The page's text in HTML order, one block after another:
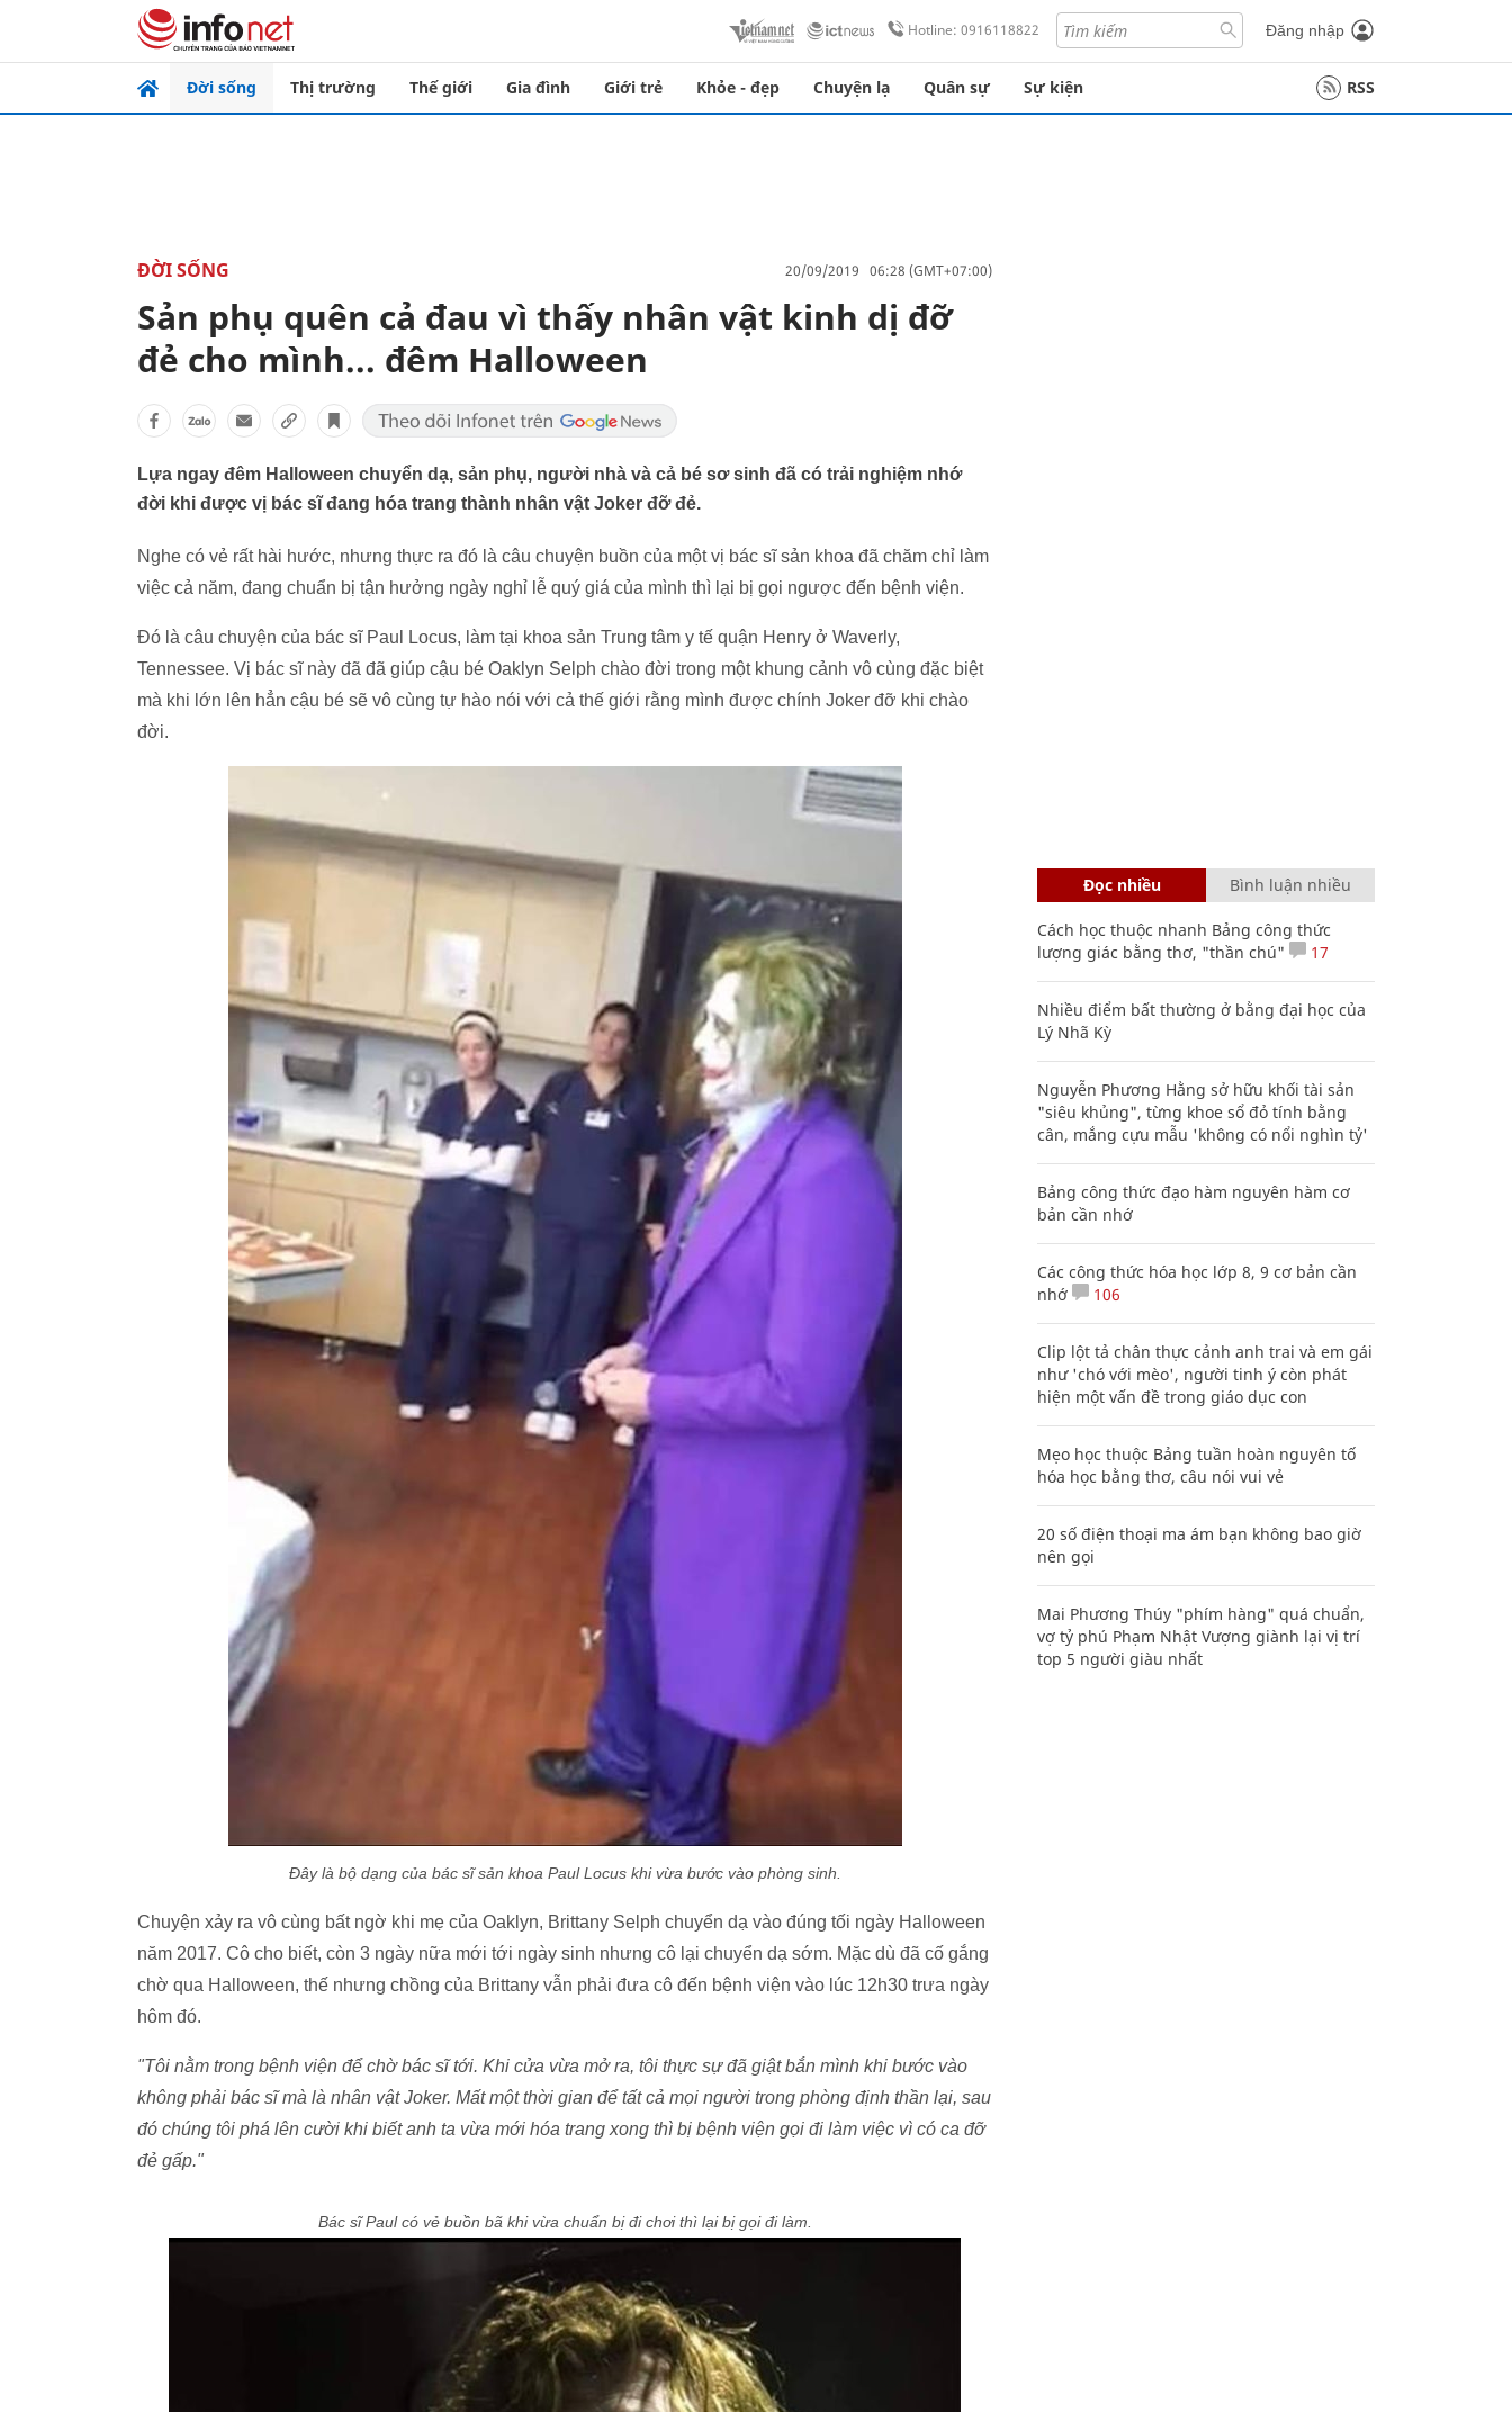
Hotline: 0916118822 Đăng nhập
Đời sống Thị trường Thế giới Gia đình Giới trẻ Khỏe - đẹp Chuyện lạ Quân sự Sự kiện RSS
ĐỜI SỐNG 20/09/2019 06:28 (GMT+07:00)
Sản phụ quên cả đau vì thấy nhân vật kinh dị đỡ
đẻ cho mình... đêm Halloween
Lựa ngay đêm Halloween chuyển dạ, sản phụ, người nhà và cả bé sơ sinh đã có trải nghiệm nhớ
đời khi được vị bác sĩ đang hóa trang thành nhân vật Joker đỡ đẻ.
Nghe có vẻ rất hài hước, nhưng thực ra đó là câu chuyện buồn của một vị bác sĩ sản khoa đã chăm chỉ làm
việc cả năm, đang chuẩn bị tận hưởng ngày nghỉ lễ quý giá của mình thì lại bị gọi ngược đến bệnh viện.
Đó là câu chuyện của bác sĩ Paul Locus, làm tại khoa sản Trung tâm y tế quận Henry ở Waverly,
Tennessee. Vị bác sĩ này đã đã giúp cậu bé Oaklyn Selph chào đời trong một khung cảnh vô cùng đặc biệt
mà khi lớn lên hẳn cậu bé sẽ vô cùng tự hào nói với cả thế giới rằng mình được chính Joker đỡ khi chào
đời.
Đây là bộ dạng của bác sĩ sản khoa Paul Locus khi vừa bước vào phòng sinh.
Chuyện xảy ra vô cùng bất ngờ khi mẹ của Oaklyn, Brittany Selph chuyển dạ vào đúng tối ngày Halloween
năm 2017. Cô cho biết, còn 3 ngày nữa mới tới ngày sinh nhưng cô lại chuyển dạ sớm. Mặc dù đã cố gắng
chờ qua Halloween, thế nhưng chồng của Brittany vẫn phải đưa cô đến bệnh viện vào lúc 12h30 trưa ngày
hôm đó.
"Tôi nằm trong bệnh viện để chờ bác sĩ tới. Khi cửa vừa mở ra, tôi thực sự đã giật bắn mình khi bước vào
không phải bác sĩ mà là nhân vật Joker. Mất một thời gian để tất cả mọi người trong phòng định thần lại, sau
đó chúng tôi phá lên cười khi biết anh ta vừa mới hóa trang xong thì bị bệnh viện gọi đi làm việc vì có ca đỡ
đẻ gấp."
Bác sĩ Paul có vẻ buồn bã khi vừa chuẩn bị đi chơi thì lại bị gọi đi làm.
Đọc nhiều Bình luận nhiều
Cách học thuộc nhanh Bảng công thức
lượng giác bằng thơ, "thần chú"
17
Nhiều điểm bất thường ở bằng đại học của
Lý Nhã Kỳ
Nguyễn Phương Hằng sở hữu khối tài sản
"siêu khủng", từng khoe sổ đỏ tính bằng
cân, mắng cựu mẫu 'không có nổi nghìn tỷ'
Bảng công thức đạo hàm nguyên hàm cơ
bản cần nhớ
Các công thức hóa học lớp 8, 9 cơ bản cần
nhớ
106
Clip lột tả chân thực cảnh anh trai và em gái
như 'chó với mèo', người tinh ý còn phát
hiện một vấn đề trong giáo dục con
Mẹo học thuộc Bảng tuần hoàn nguyên tố
hóa học bằng thơ, câu nói vui vẻ
20 số điện thoại ma ám bạn không bao giờ
nên gọi
Mai Phương Thúy "phím hàng" quá chuẩn,
vợ tỷ phú Phạm Nhật Vượng giành lại vị trí
top 5 người giàu nhất